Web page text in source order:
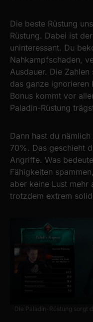
Die beste Rüstung
Rüstung. Dabei ist
uninteressant. Du
Nahkampfschaden,
Ausdauer. Die
das ganze ignorieren
Bonus kommt vor
Paladin-Rüstung
Dann hast du
70%. Das geschieht
Angriffe. Was
Fähigkeiten
aber keine Lust mehr
trotzdem extrem
Die Paladin-Rüstung sorgt